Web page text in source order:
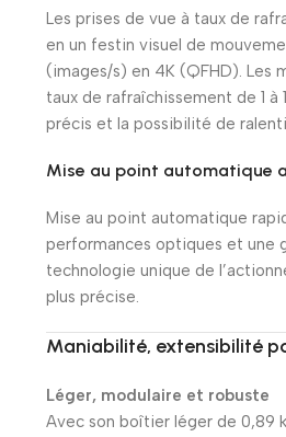
Les prises de vue à taux de
en un festin visuel de
(images/s) en 4K (QFHD). Les
taux de rafraîchissement de 1
précis et la possibilité de
Mise au point automatique
Mise au point automatique
performances optiques et une
technologie unique de
plus précise.
Maniabilité, extensibilité
Léger, modulaire et robuste
Avec son boîtier léger de 0,89